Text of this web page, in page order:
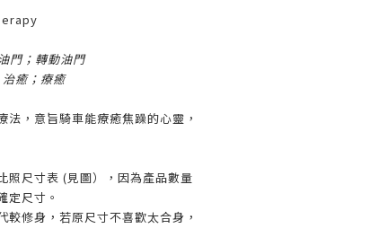
；轉動油門
癒；療癒
，意旨騎車能療癒焦躁的心靈，
照尺寸表 (見圖），因為產品數量
定尺寸。
修身，若原尺寸不喜歡太合身，